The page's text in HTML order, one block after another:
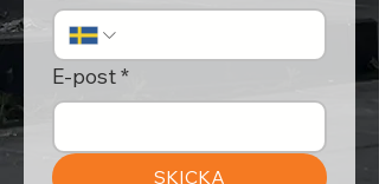
E-post*
SKICKA